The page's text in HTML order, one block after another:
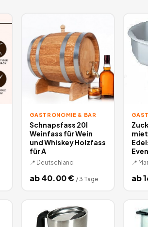
GASTRONOMIE & BAR
Schnapsfass 20l
Weinfass für Wein
und Whiskey Holzfass
für A
📍 Deutschland
ab40.00€ / 3 Tage
📍
ab